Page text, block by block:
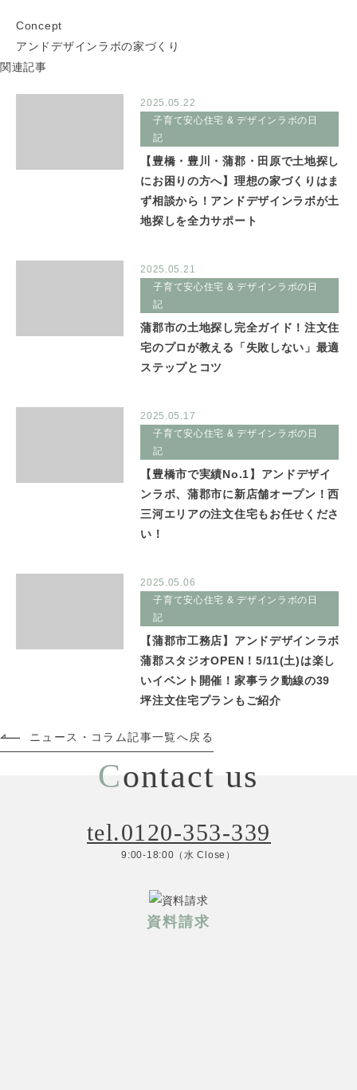
Concept
アンドデザインラボの家づくり
関連記事
2025.05.22
子育て安心住宅 & デザインラボの日
記
【豊橋・豊川・蒲郡・田原で土地探し
にお困りの方へ】理想の家づくりはま
ず相談から！アンドデザインラボが土
地探しを全力サポート
2025.05.21
子育て安心住宅 & デザインラボの日
記
蒲郡市の土地探し完全ガイド！注文住
宅のプロが教える「失敗しない」最適
ステップとコツ
2025.05.17
子育て安心住宅 & デザインラボの日
記
【豊橋市で実績No.1】アンドデザイ
ンラボ、蒲郡市に新店舗オープン！西
三河エリアの注文住宅もお任せくださ
い！
2025.05.06
子育て安心住宅 & デザインラボの日
記
【蒲郡市工務店】アンドデザインラボ
蒲郡スタジオOPEN！5/11(土)は楽し
いイベント開催！家事ラク動線の39
坪注文住宅プランもご紹介
ニュース・コラム記事一覧へ戻る
Contact us
tel.0120-353-339
9:00-18:00（水 Close）
資料請求